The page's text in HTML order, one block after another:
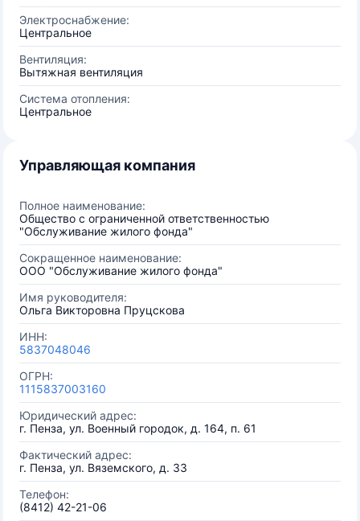
Электроснабжение:
Центральное
Вентиляция:
Вытяжная вентиляция
Система отопления:
Центральное
Управляющая компания
Полное наименование:
Общество с ограниченной ответственностью
"Обслуживание жилого фонда"
Сокращенное наименование:
ООО "Обслуживание жилого фонда"
Имя руководителя:
Ольга Викторовна Пруцскова
ИНН:
5837048046
ОГРН:
1115837003160
Юридический адрес:
г. Пенза, ул. Военный городок, д. 164, п. 61
Фактический адрес:
г. Пенза, ул. Вяземского, д. 33
Телефон:
(8412) 42-21-06